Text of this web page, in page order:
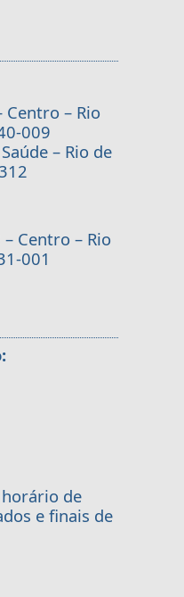
Centro – Rio
009
– Rio de
Centro – Rio
001
de
e finais de